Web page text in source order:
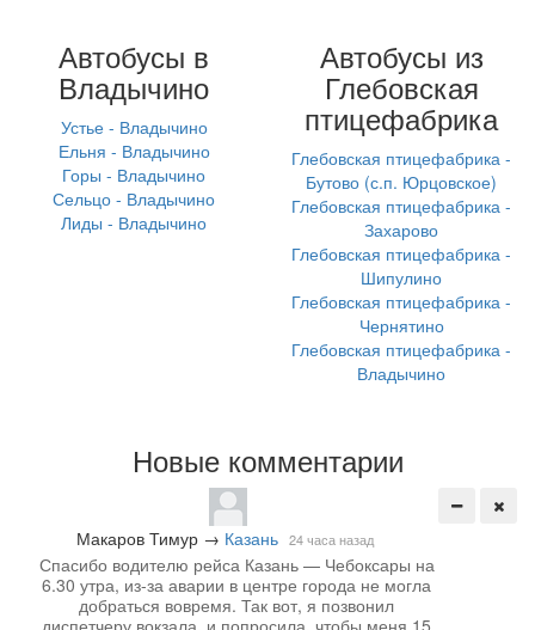
Автобусы в
Владычино
Устье - Владычино
Ельня - Владычино
Горы - Владычино
Сельцо - Владычино
Лиды - Владычино
Автобусы из
Глебовская
птицефабрика
Глебовская птицефабрика -
Бутово (с.п. Юрцовское)
Глебовская птицефабрика -
Захарово
Глебовская птицефабрика -
Шипулино
Глебовская птицефабрика -
Чернятино
Глебовская птицефабрика -
Владычино
Новые комментарии
Макаров Тимур → Казань 24 часа назад
Спасибо водителю рейса Казань — Чебоксары на
6.30 утра, из-за аварии в центре города не могла
добраться вовремя. Так вот, я позвонил
диспетчеру вокзала, и попросила, чтобы меня 15